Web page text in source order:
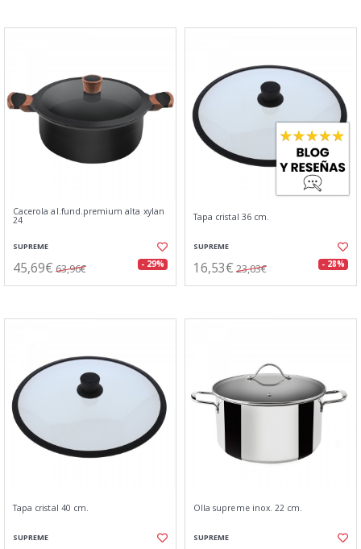
Cacerola al.fund.premium alta xylan
24
SUPREME
45,69€ 63,96€ - 29%
Tapa cristal 36 cm.
SUPREME
16,53€ 23,03€ - 28%
Tapa cristal 40 cm.
SUPREME
Olla supreme inox. 22 cm.
SUPREME